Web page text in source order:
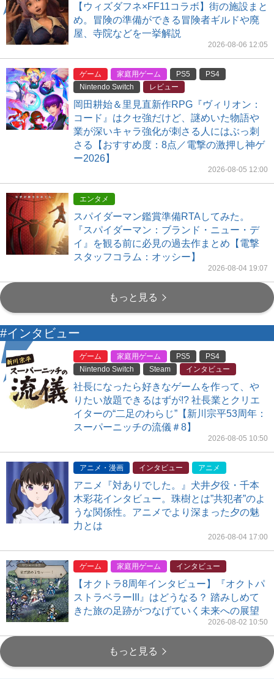
【ウィズダフネ×FF11コラボ】街の施設まと
め。冒険の準備ができる冒険者ギルドや廃
屋、寺院などを一挙解説
2026-08-06 12:05
ゲーム 家庭用ゲーム PS5
PS4
Nintendo Switch
レビュー
岡田耕始＆里見直新作RPG『ヴィリオン：
コード』はクセ強だけど、謎めいた物語や
業が深いキャラ強化が刺さる人にはぶっ刺
さる【おすすめ度：8点／電撃の激押し神ゲ
ー2026】
2026-08-05 12:00
エンタメ
スパイダーマン鑑賞準備RTAしてみた。
『スパイダーマン：ブランド・ニュー・デ
イ』を観る前に必見の過去作まとめ【電撃
スタッフコラム：オッシー】
2026-08-04 19:07
もっと見る
#インタビュー
ゲーム 家庭用ゲーム PS5
PS4
Nintendo Switch
Steam インタビュー
社長になったら好きなゲームを作って、や
りたい放題できるはずが!? 社長業とクリエ
イターの“二足のわらじ”【新川宗平53周年：
スーパーニッチの流儀＃8】
2026-08-05 10:50
アニメ・漫画 インタビュー アニメ
アニメ『対ありでした。』犬井夕役・千本
木彩花インタビュー。珠樹とは”共犯者”のよ
うな関係性。アニメでより深まった夕の魅
力とは
2026-08-04 17:00
ゲーム 家庭用ゲーム インタビュー
【オクトラ8周年インタビュー】『オクトパ
ストラベラーIII』はどうなる？ 踏みしめて
きた旅の足跡がつなげていく未来への展望
2026-08-02 10:50
もっと見る